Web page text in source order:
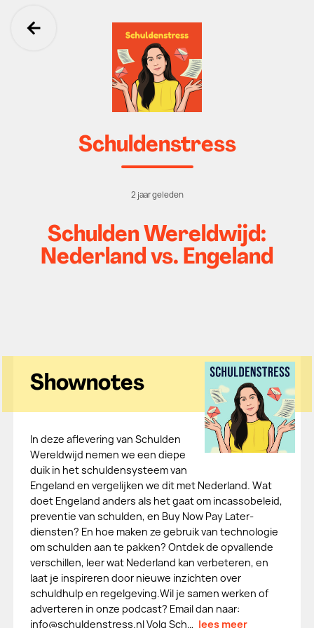
Ga terug
Schuldenstress
2 jaar geleden
Schulden Wereldwijd:
Nederland vs. Engeland
Shownotes
In deze aflevering van Schulden
Wereldwijd nemen we een diepe
duik in het schuldensysteem van
Engeland en vergelijken we dit met Nederland. Wat
doet Engeland anders als het gaat om incassobeleid,
preventie van schulden, en Buy Now Pay Later-
diensten? En hoe maken ze gebruik van technologie
om schulden aan te pakken? Ontdek de opvallende
verschillen, leer wat Nederland kan verbeteren, en
laat je inspireren door nieuwe inzichten over
schuldhulp en regelgeving.Wil je samen werken of
adverteren in onze podcast? Email dan naar:
info@schuldenstress.nl Volg Sch… lees meer